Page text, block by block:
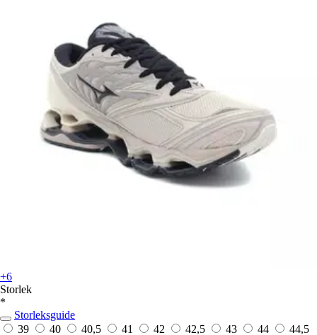
+6
Storlek
*
Storleksguide
39
40 40,5 41 42 42,5 43 44 44,5